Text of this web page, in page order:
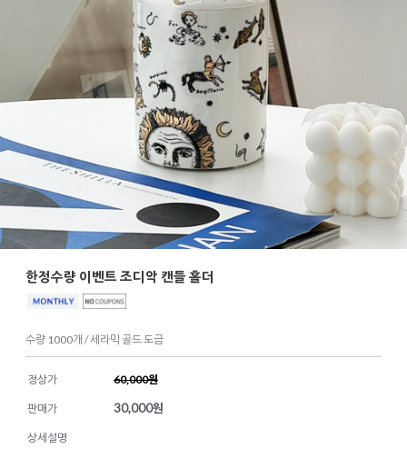
한정수량 이벤트 조디악 캔들 홀더
수량 1000개 / 세라믹 골드 도금
정상가 60,000원
판매가 30,000원
상세설명